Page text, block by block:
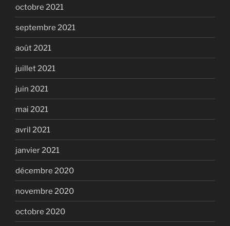
octobre 2021
septembre 2021
août 2021
juillet 2021
juin 2021
mai 2021
avril 2021
janvier 2021
décembre 2020
novembre 2020
octobre 2020